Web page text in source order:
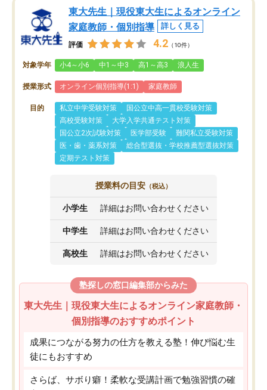
東大先生｜現役東大生によるオンライン
家庭教師・個別指導
詳しく見る
評価 4.2 （10件）
対象学年 小4～小6 中1～中3 高1～高3 浪人生
授業形式 オンライン個別指導(1:1) 家庭教師
目的 私立中学受験対策
国公立中高一貫校受験対策
高校受験対策
大学入学共通テスト対策
国公立2次試験対策
医学部受験
難関私立受験対策
医・歯・薬系対策
総合型選抜・学校推薦型選抜対策
定期テスト対策
授業料の目安 （税込）
小学生 詳細はお問い合わせください
中学生 詳細はお問い合わせください
高校生 詳細はお問い合わせください
塾探しの窓口編集部からみた
東大先生｜現役東大生によるオンライン家庭教師・
個別指導のおすすめポイント
成果につながる努力の仕方を教える塾！伸び悩む生
徒にもおすすめ
さらば、サボり癖！柔軟な受講計画で勉強習慣の確